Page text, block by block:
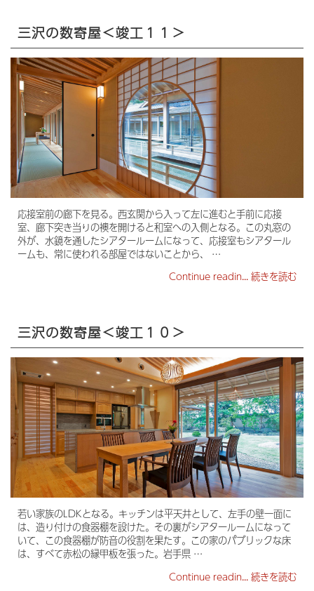
三沢の数寄屋＜竣工１１＞
応接室前の廊下を見る。西玄関から入って左に進むと手前に応接
室、廊下突き当りの襖を開けると和室への入側となる。この丸窓の
外が、水鏡を通したシアタールームになって、応接室もシアタール
ームも、常に使われる部屋ではないことから、 …
Continue readin...続きを読む
三沢の数寄屋＜竣工１０＞
若い家族のLDKとなる。キッチンは平天井として、左手の壁一面に
は、造り付けの食器棚を設けた。その裏がシアタールームになって
いて、この食器棚が防音の役割を果たす。この家のパブリックな床
は、すべて赤松の縁甲板を張った。岩手県 …
Continue readin...続きを読む